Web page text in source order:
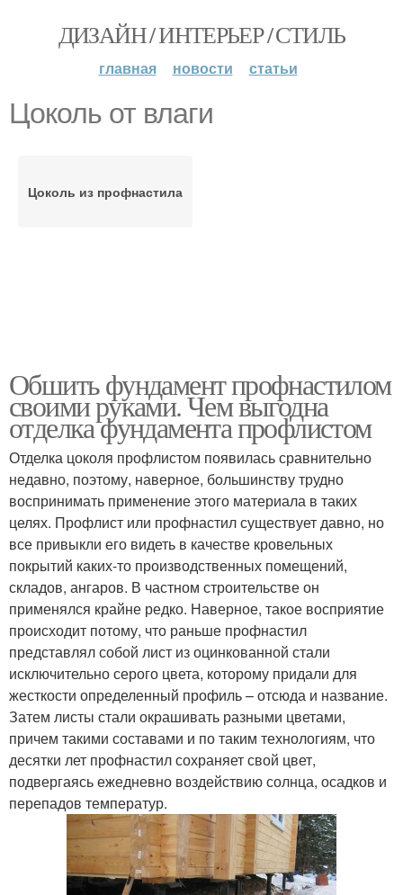
ДИЗАЙН / ИНТЕРЬЕР / СТИЛЬ
главная новости статьи
Цоколь от влаги
Цоколь из профнастила
Обшить фундамент профнастилом
своими руками. Чем выгодна
отделка фундамента профлистом
Отделка цоколя профлистом появилась сравнительно
недавно, поэтому, наверное, большинству трудно
воспринимать применение этого материала в таких
целях. Профлист или профнастил существует давно, но
все привыкли его видеть в качестве кровельных
покрытий каких-то производственных помещений,
складов, ангаров. В частном строительстве он
применялся крайне редко. Наверное, такое восприятие
происходит потому, что раньше профнастил
представлял собой лист из оцинкованной стали
исключительно серого цвета, которому придали для
жесткости определенный профиль – отсюда и название.
Затем листы стали окрашивать разными цветами,
причем такими составами и по таким технологиям, что
десятки лет профнастил сохраняет свой цвет,
подвергаясь ежедневно воздействию солнца, осадков и
перепадов температур.